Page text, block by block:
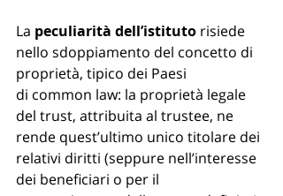
La peculiarità dell’istituto risiede
nello sdoppiamento del concetto di
proprietà, tipico dei Paesi
di common law: la proprietà legale
del trust, attribuita al trustee, ne
rende quest’ultimo unico titolare dei
relativi diritti (seppure nell’interesse
dei beneficiari o per il